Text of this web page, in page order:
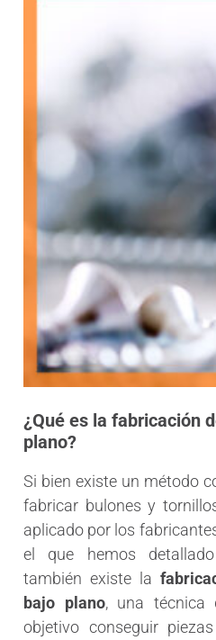
¿Qué es la fabricación
plano?
Si bien existe un método
fabricar bulones y
aplicado por los
el que hemos
también existe la
bajo plano, una técnica
objetivo conseguir